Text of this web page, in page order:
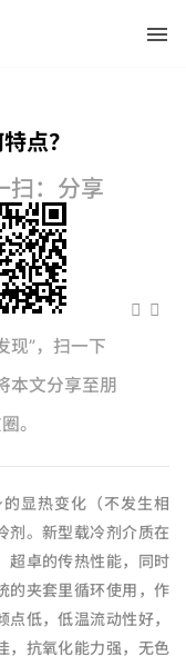
点？
扫：分享
现”，扫一下
本文分享至朋
。
显热变化（不发生相
剂。新型载冷剂介质在
超卓的传热性能，同时
的夹套里循环使用，作
低，低温流动性好，
，抗氧化能力强，无色